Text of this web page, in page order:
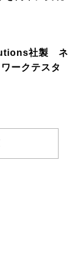
社製 ネ
ークテスタ